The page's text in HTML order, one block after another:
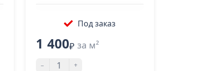
Под заказ
1 400₽ за м²
- +